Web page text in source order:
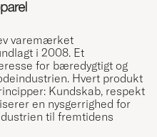
varemærket
i 2008. Et
for bæredygtigt og
Hvert produkt
Kundskab, respekt
en nysgerrighed for
til fremtidens